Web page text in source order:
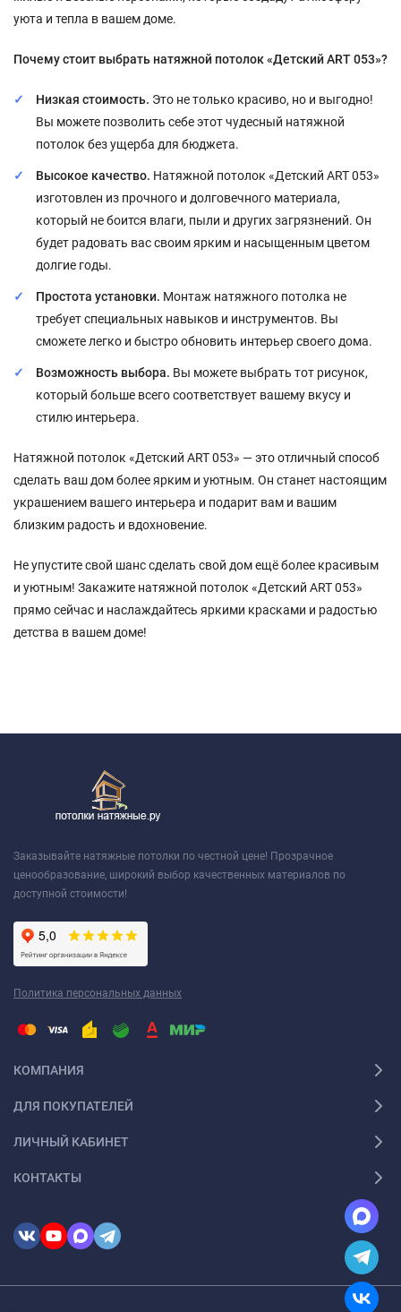
уюта и тепла в вашем доме.
Почему стоит выбрать натяжной потолок «Детский ART 053»?
Низкая стоимость. Это не только красиво, но и выгодно!
Вы можете позволить себе этот чудесный натяжной
потолок без ущерба для бюджета.
Высокое качество. Натяжной потолок «Детский ART 053»
изготовлен из прочного и долговечного материала,
который не боится влаги, пыли и других загрязнений. Он
будет радовать вас своим ярким и насыщенным цветом
долгие годы.
Простота установки. Монтаж натяжного потолка не
требует специальных навыков и инструментов. Вы
сможете легко и быстро обновить интерьер своего дома.
Возможность выбора. Вы можете выбрать тот рисунок,
который больше всего соответствует вашему вкусу и
стилю интерьера.
Натяжной потолок «Детский ART 053» — это отличный способ
сделать ваш дом более ярким и уютным. Он станет настоящим
украшением вашего интерьера и подарит вам и вашим
близким радость и вдохновение.
Не упустите свой шанс сделать свой дом ещё более красивым
и уютным! Закажите натяжной потолок «Детский ART 053»
прямо сейчас и наслаждайтесь яркими красками и радостью
детства в вашем доме!
Заказывайте натяжные потолки по честной цене! Прозрачное
ценообразование, широкий выбор качественных материалов по
доступной стоимости!
Политика персональных данных
КОМПАНИЯ
ДЛЯ ПОКУПАТЕЛЕЙ
ЛИЧНЫЙ КАБИНЕТ
КОНТАКТЫ